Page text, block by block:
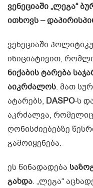
ვენეციაში „ლეგა“
ითხოვს –
ვენეციაში
ინიციატივით,
ნიქაბის ტარება
აიკრძალოს. მათ
ატარებს, DASPO-ს
აკრძალვა,
ღონისძიებებზე
გამოიყენება.
ეს წინადადება
გახდა. „ლეგა“